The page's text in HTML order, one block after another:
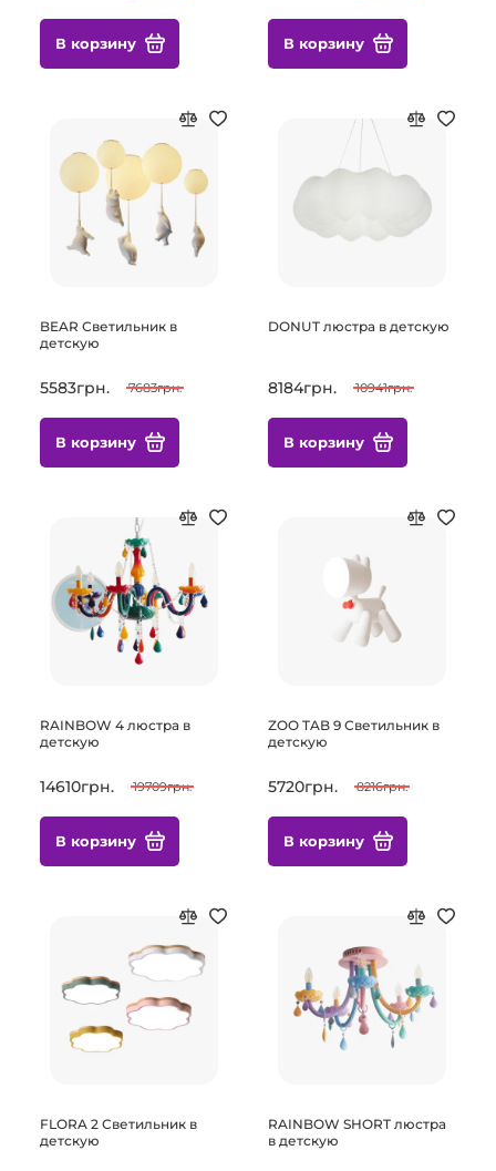
В корзину В корзину
BEAR Светильник в
детскую
5583грн. 7683грн.
В корзину
DONUT люстра в детскую
8184грн. 10941грн.
В корзину
RAINBOW 4 люстра в
детскую
14610грн. 19709грн.
В корзину
ZOO TAB 9 Светильник в
детскую
5720грн. 8216грн.
В корзину
FLORA 2 Светильник в
детскую
RAINBOW SHORT люстра
в детскую